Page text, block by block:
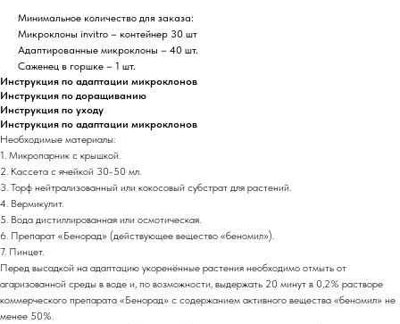
Минимальное количество для заказа:
Микроклоны invitro – контейнер 30 шт
Адаптированные микроклоны – 40 шт.
Саженец в горшке – 1 шт.
Инструкция по адаптации микроклонов
Инструкция по доращиванию
Инструкция по уходу
Инструкция по адаптации микроклонов
Необходимые материалы:
1. Микропарник с крышкой.
2. Кассета с ячейкой 30-50 мл.
3. Торф нейтрализованный или кокосовый субстрат для растений.
4. Вермикулит.
5. Вода дистиллированная или осмотическая.
6. Препарат «Бенорад» (действующее вещество «беномил»).
7. Пинцет.
Перед высадкой на адаптацию укоренённые растения необходимо отмыть от
агаризованной среды в воде и, по возможности, выдержать 20 минут в 0,2% растворе
коммерческого препарата «Бенорад» с содержанием активного вещества «беномил» не
менее 50%.